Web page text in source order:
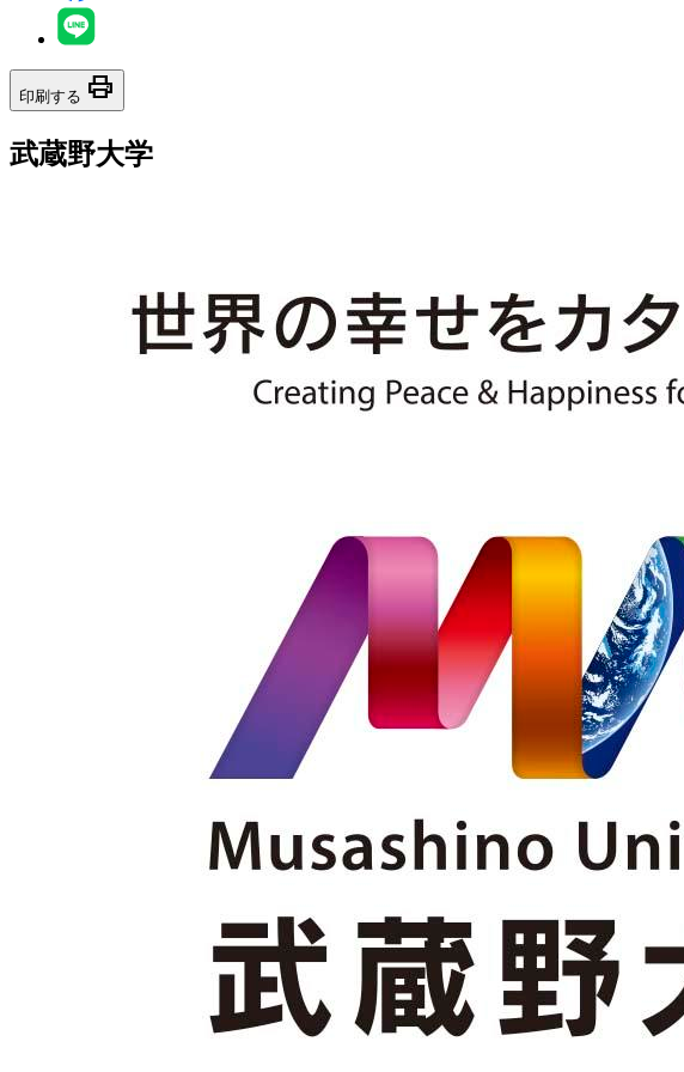
印刷する print
武蔵野大学